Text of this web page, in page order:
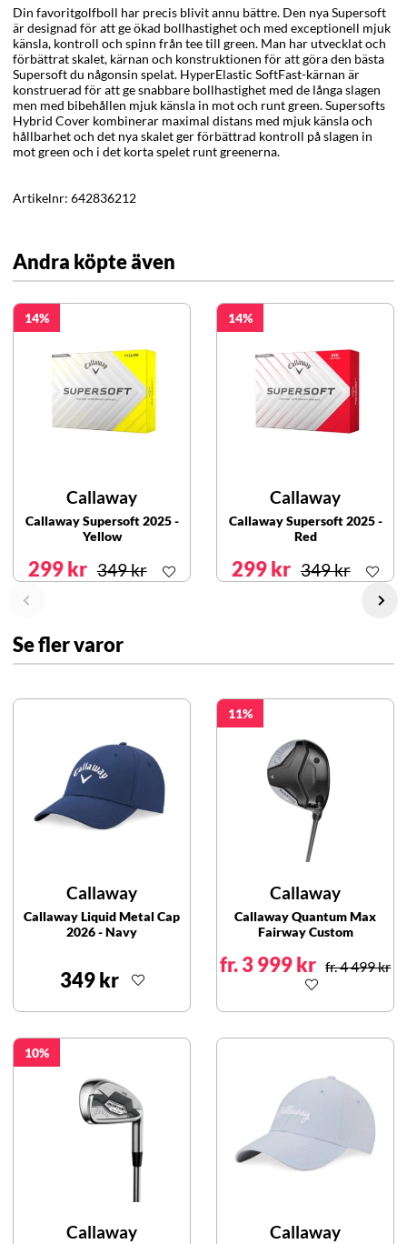
Din favoritgolfboll har precis blivit annu bättre. Den nya Supersoft
är designad för att ge ökad bollhastighet och med exceptionell mjuk
känsla, kontroll och spinn från tee till green. Man har utvecklat och
förbättrat skalet, kärnan och konstruktionen för att göra den bästa
Supersoft du någonsin spelat. HyperElastic SoftFast-kärnan är
konstruerad för att ge snabbare bollhastighet med de långa slagen
men med bibehållen mjuk känsla in mot och runt green. Supersofts
Hybrid Cover kombinerar maximal distans med mjuk känsla och
hållbarhet och det nya skalet ger förbättrad kontroll på slagen in
mot green och i det korta spelet runt greenerna.
Artikelnr: 642836212
Andra köpte även
14
Callaway
Callaway Supersoft 2025 -
Yellow
299 kr 349 kr
14
Callaway
Callaway Supersoft 2025 -
Red
299 kr 349 kr
Se fler varor
Callaway
Callaway Liquid Metal Cap
2026 - Navy
349 kr
11
Callaway
Callaway Quantum Max
Fairway Custom
fr. 3 999 kr fr. 4 499 kr
10
Callaway Callaway